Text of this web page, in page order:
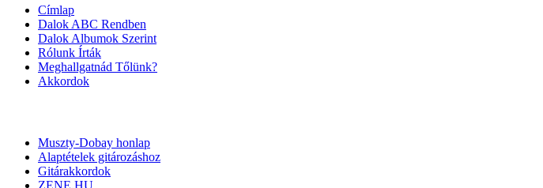
Címlap
Dalok ABC Rendben
Dalok Albumok Szerint
Rólunk Írták
Meghallgatnád Tőlünk?
Akkordok
Muszty-Dobay honlap
Alaptételek gitározáshoz
Gitárakkordok
ZENE.HU